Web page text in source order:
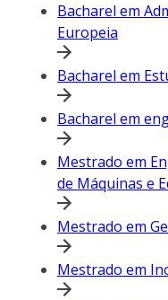
Bacharel em
Europeia
Bacharel em
Bacharel em
Mestrado em
de Máquinas e
Mestrado em
Mestrado em